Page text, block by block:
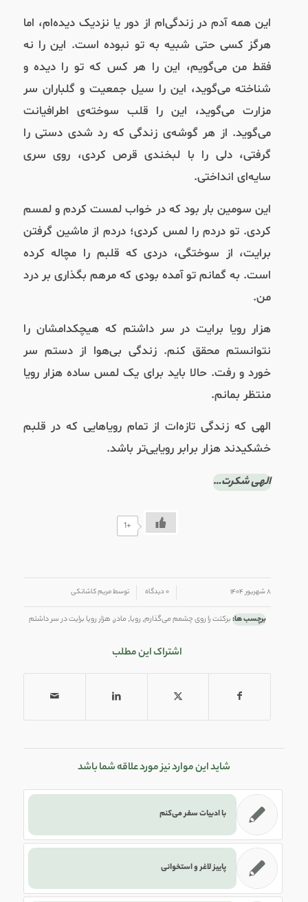
این همه آدم در زندگی‌ام از دور یا نزدیک دیده‌ام، اما
هرگز کسی حتی شبیه به تو نبوده است. این را نه
فقط من می‌گویم، این را هر کس که تو را دیده و
شناخته می‌گوید، این را سیل جمعیت و گلباران سر
مزارت می‌گوید، این را قلب سوخته‌ی اطرافیانت
می‌گوید. از هر گوشه‌ی زندگی که رد شدی دستی را
گرفتی، دلی را با لبخندی قرص کردی، روی سری
سایه‌ای انداختی.
این سومین بار بود که در خواب لمست کردم و لمسم
کردی. تو دردم را لمس کردی؛ دردم از ماشین گرفتن
برایت، از سوختگی، دردی که قلبم را مچاله کرده
است. به گمانم تو آمده بودی که مرهم بگذاری بر درد
من.
هزار رویا برایت در سر داشتم که هیچکدامشان را
نتوانستم محقق کنم. زندگی بی‌هوا از دستم سر
خورد و رفت. حالا باید برای یک لمس ساده هزار رویا
منتظر بمانم.
الهی که زندگی تازه‌‌ات از تمام رویاهایی که در قلبم
خشکیدند هزار برابر رویایی‌تر باشد.
الهی شکرت…
+1
۸ شهریور ۱۴۰۴ ۰ دیدگاه توسطمریم کاشانکی
برچسب ها:برکتت را روی چشمم می‌گذارم, رویا, مادر, هزار رویا برایت در سر داشتم
اشتراک این مطلب
شاید این موارد نیز مورد علاقه شما باشد
با ادبیات سفر می‌کنم
پاییز لاغر و استخوانی